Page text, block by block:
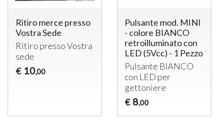
Ritiro merce presso
Vostra Sede
Ritiro presso Vostra
sede
€ 10,00
Pulsante mod. MINI
- colore BIANCO
retroilluminato con
LED (5Vcc) - 1 Pezzo
Pulsante BIANCO
con LED per
gettoniere
€ 8,00